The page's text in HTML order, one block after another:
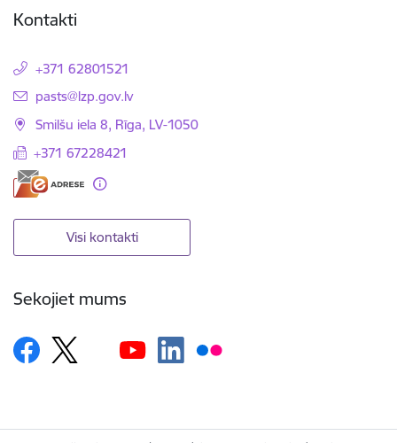
Kontakti
+371 62801521
E-pasts:
pasts@lzp.gov.lv
Smilšu iela 8, Rīga, LV-1050
+371 67228421
Visi kontakti
Sekojiet mums